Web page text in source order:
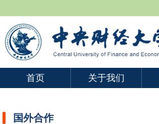
首页 关于我们
国外合作